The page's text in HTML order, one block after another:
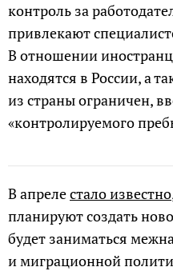
контроль за
привлекают
В отношении
находятся в России, а
из страны ограничен,
«контролируемого
В апрелестало известно
планируют создать
будет заниматься
и миграционной